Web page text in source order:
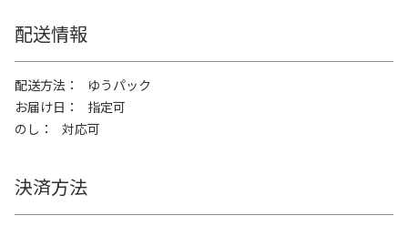
配送情報
配送方法
ゆうパック
お届け日
指定可
のし
対応可
決済方法